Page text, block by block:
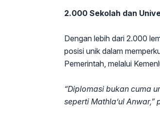
2.000 Sekolah dan
Dengan lebih dari 2.000
posisi unik dalam
Pemerintah, melalui
“Diplomasi bukan cuma
seperti Mathla’ul Anwar,”